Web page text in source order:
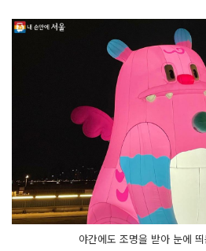
야간에도 조명을 받아 눈에